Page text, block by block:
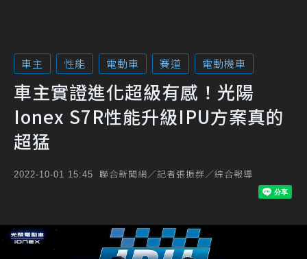
車主 性能 電動車 賽道 電動機車
車主實證進化超級有感！光陽
Ionex S7R性能升級IPU方案真的
超猛
2022-10-01 15:45 聯合新聞網／記者張振群／綜合報導